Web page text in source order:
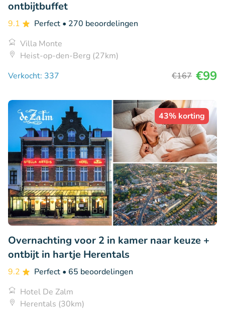
ontbijtbuffet
9.1 Perfect • 270 beoordelingen
Villa Monte
Heist-op-den-Berg (27km)
Verkocht: 337
€167 €99
43% korting
Overnachting voor 2 in kamer naar keuze +
ontbijt in hartje Herentals
9.2 Perfect • 65 beoordelingen
Hotel De Zalm
Herentals (30km)